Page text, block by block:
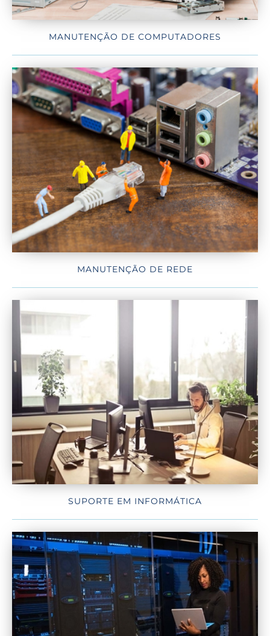
MANUTENÇÃO DE COMPUTADORES
MANUTENÇÃO DE REDE
SUPORTE EM INFORMÁTICA